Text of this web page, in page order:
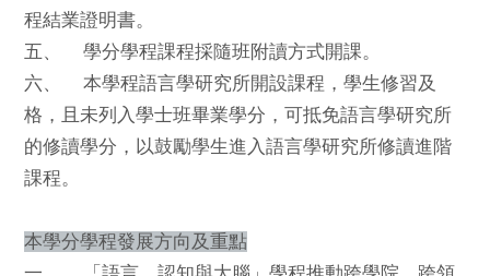
程結業證明書。
五、 學分學程課程採隨班附讀方式開課。
六、 本學程語言學研究所開設課程，學生修習及
格，且未列入學士班畢業學分，可抵免語言學研究所
的修讀學分，以鼓勵學生進入語言學研究所修讀進階
課程。
本學分學程發展方向及重點